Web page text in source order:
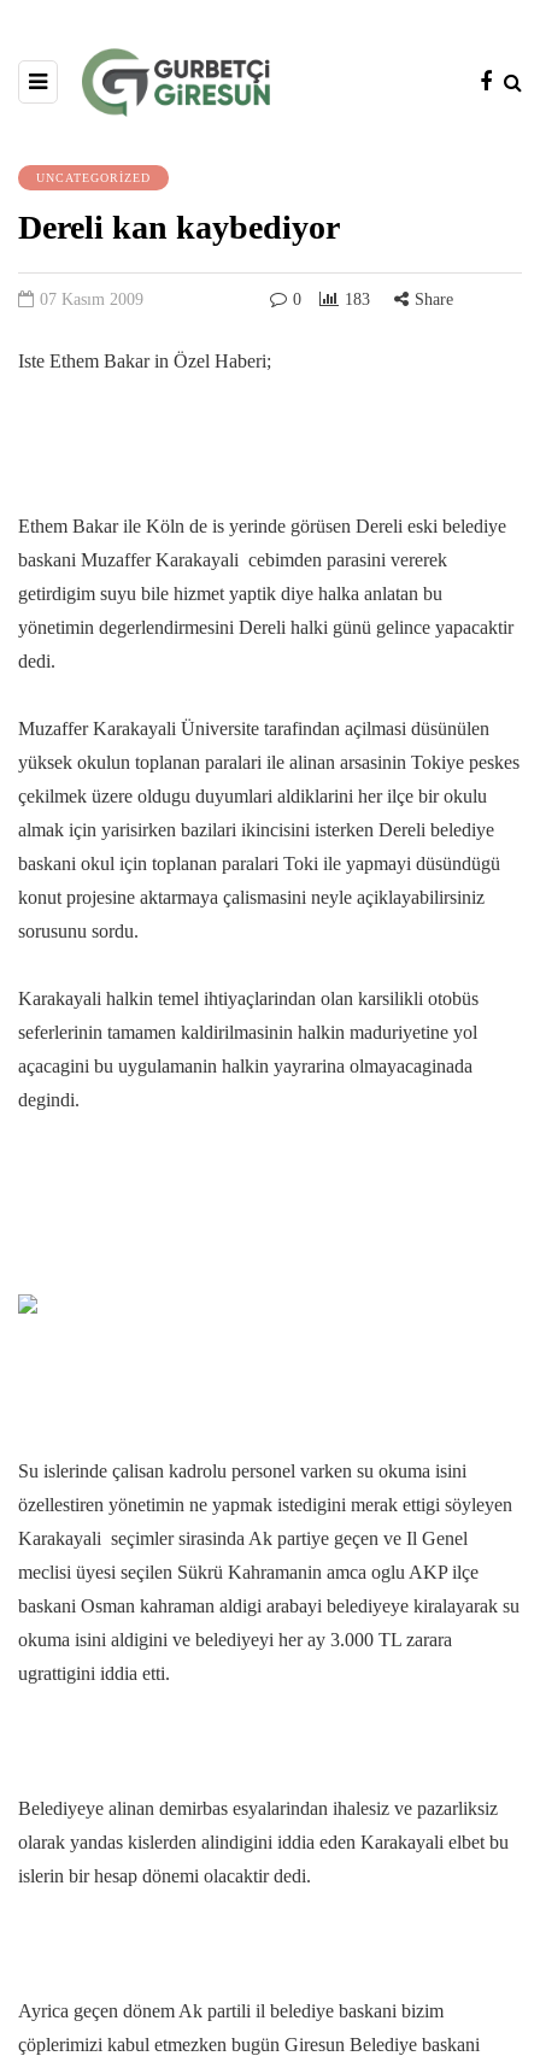
UNCATEGORIZED
Dereli kan kaybediyor
07 Kasım 2009 0 183 Share
Iste Ethem Bakar in Özel Haberi;
Ethem Bakar ile Köln de is yerinde görüsen Dereli eski belediye
baskani Muzaffer Karakayali cebimden parasini vererek
getirdigim suyu bile hizmet yaptik diye halka anlatan bu
yönetimin degerlendirmesini Dereli halki günü gelince yapacaktir
dedi.
Muzaffer Karakayali Üniversite tarafindan açilmasi düsünülen
yüksek okulun toplanan paralari ile alinan arsasinin Tokiye peskes
çekilmek üzere oldugu duyumlari aldiklarini her ilçe bir okulu
almak için yarisirken bazilari ikincisini isterken Dereli belediye
baskani okul için toplanan paralari Toki ile yapmayi düsündügü
konut projesine aktarmaya çalismasini neyle açiklayabilirsiniz
sorusunu sordu.
Karakayali halkin temel ihtiyaçlarindan olan karsilikli otobüs
seferlerinin tamamen kaldirilmasinin halkin maduriyetine yol
açacagini bu uygulamanin halkin yayrarina olmayacaginada
degindi.
Su islerinde çalisan kadrolu personel varken su okuma isini
özellestiren yönetimin ne yapmak istedigini merak ettigi söyleyen
Karakayali seçimler sirasinda Ak partiye geçen ve Il Genel
meclisi üyesi seçilen Sükrü Kahramanin amca oglu AKP ilçe
baskani Osman kahraman aldigi arabayi belediyeye kiralayarak su
okuma isini aldigini ve belediyeyi her ay 3.000 TL zarara
ugrattigini iddia etti.
Belediyeye alinan demirbas esyalarindan ihalesiz ve pazarliksiz
olarak yandas kislerden alindigini iddia eden Karakayali elbet bu
islerin bir hesap dönemi olacaktir dedi.
Ayrica geçen dönem Ak partili il belediye baskani bizim
çöplerimizi kabul etmezken bugün Giresun Belediye baskani